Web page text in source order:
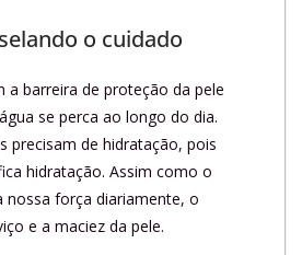
o cuidado
a barreira de proteção da pele
se perca ao longo do dia.
precisam de hidratação, pois
hidratação. Assim como o
nossa força diariamente, o
e a maciez da pele.